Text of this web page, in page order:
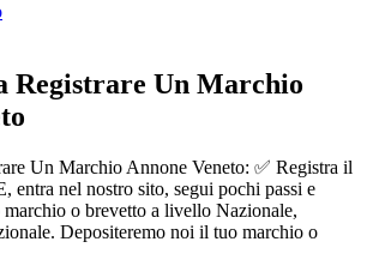
Registrare Un Marchio
Un Marchio Annone Veneto: ✅ Registra il
entra nel nostro sito, segui pochi passi e
o brevetto a livello Nazionale,
Depositeremo noi il tuo marchio o